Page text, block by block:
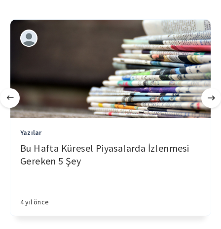
Yazılar
Bu Hafta Küresel Piyasalarda İzlenmesi
Gereken 5 Şey
4 yıl önce